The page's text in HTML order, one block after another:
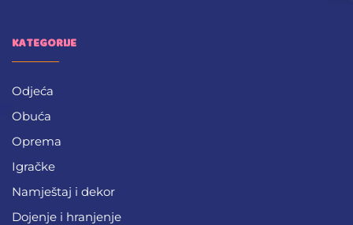
KATEGORIJE
Odjeća
Obuća
Oprema
Igračke
Namještaj i dekor
Dojenje i hranjenje